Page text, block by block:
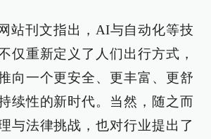
站刊文指出，AI与自动化等技
仅重新定义了人们出行方式，
向一个更安全、更丰富、更舒
续性的新时代。当然，随之而
与法律挑战，也对行业提出了